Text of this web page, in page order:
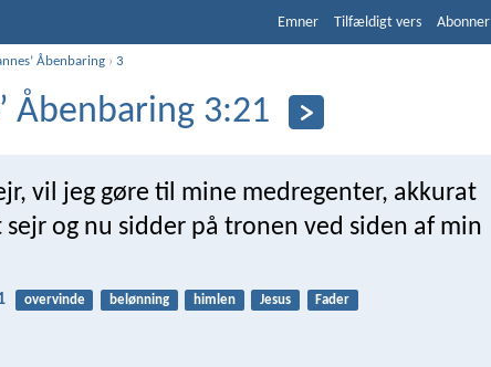
Emner Tilfældigt vers Abonner
Åbenbaring ›3
Åbenbaring 3:21
vil jeg gøre til mine medregenter, akkurat
sejr og nu sidder på tronen ved siden af min
overvinde belønning himlen Jesus Fader